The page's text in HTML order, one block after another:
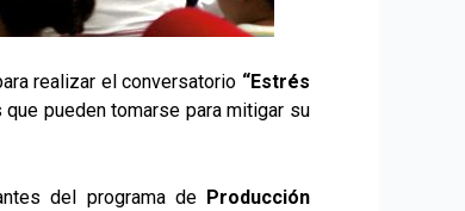
realizar el conversatorio “Estrés
pueden tomarse para mitigar su
del programa de Producción